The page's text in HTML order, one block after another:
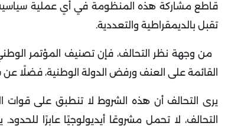
قاطع مشاركة هذه المنظومة في أي عملية سياسية
تقبل بالديمقراطية والتعددية.
من وجهة نظر التحالف، فإن تصنيف المؤتمر الوطني
القائمة على العنف ورفض الدولة الوطنية، فضلًا عن
يرى التحالف أن هذه الشروط لا تنطبق على قوات
التحالف، لا تحمل مشروعًا أيديولوجيًا عابرًا